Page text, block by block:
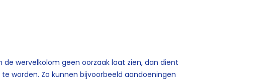
wervelkolom geen oorzaak laat zien, dan dient
worden. Zo kunnen bijvoorbeeld aandoeningen